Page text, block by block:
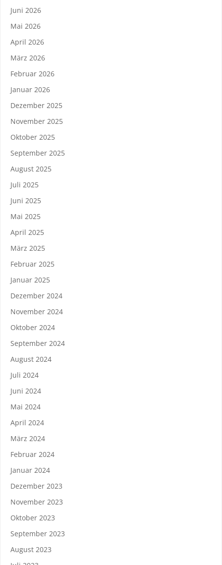
Juni 2026
Mai 2026
April 2026
März 2026
Februar 2026
Januar 2026
Dezember 2025
November 2025
Oktober 2025
September 2025
August 2025
Juli 2025
Juni 2025
Mai 2025
April 2025
März 2025
Februar 2025
Januar 2025
Dezember 2024
November 2024
Oktober 2024
September 2024
August 2024
Juli 2024
Juni 2024
Mai 2024
April 2024
März 2024
Februar 2024
Januar 2024
Dezember 2023
November 2023
Oktober 2023
September 2023
August 2023